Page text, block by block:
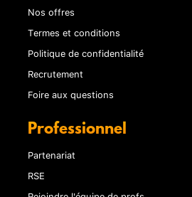
Nos offres
Termes et conditions
Politique de confidentialité
Recrutement
Foire aux questions
Professionnel
Partenariat
RSE